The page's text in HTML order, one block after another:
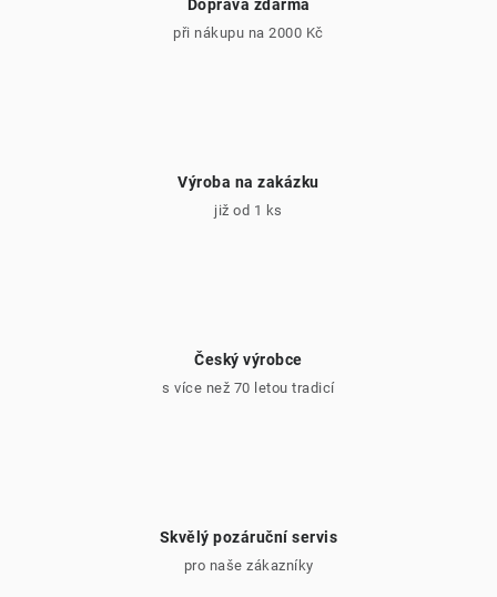
Doprava zdarma
při nákupu na 2000 Kč
Výroba na zakázku
již od 1 ks
Český výrobce
s více než 70 letou tradicí
Skvělý pozáruční servis
pro naše zákazníky